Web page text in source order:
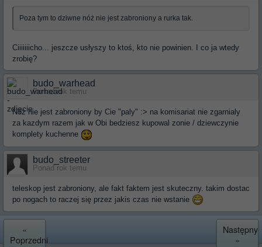
Poza tym to dziwne nóż nie jest zabroniony a rurka tak.
Ciiiiiiicho... jeszcze usłyszy to ktoś, kto nie powinien. I co ja wtedy
zrobię?
budo_warhead
Ponad rok temu
Nóż nie jest zabroniony by Cie "paly" :> na komisariat nie zgarnialy
za kazdym razem jak w Obi bedziesz kupowal zonie / dziewczynie
komplety kuchenne
budo_streeter
Ponad rok temu
teleskop jest zabroniony, ale fakt faktem jest skuteczny. takim dostac
po nogach to raczej się przez jakis czas nie wstanie
«
Poprzedni
Następny
»